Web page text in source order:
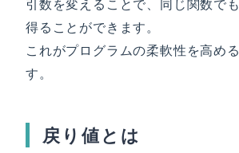
得ることができます。
これがプログラムの柔軟性を高め
す。
戻り値とは